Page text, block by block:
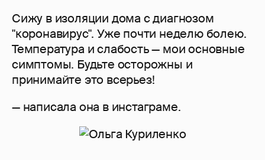
Сижу в изоляции дома с диагнозом
"коронавирус". Уже почти неделю болею.
Температура и слабость — мои основные
симптомы. Будьте осторожны и
принимайте это всерьез!
— написала она в инстаграме.